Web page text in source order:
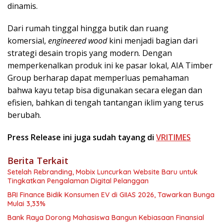
dinamis.
Dari rumah tinggal hingga butik dan ruang
komersial, engineered woodkini menjadi bagian dari
strategi desain tropis yang modern. Dengan
memperkenalkan produk ini ke pasar lokal, AIA Timber
Group berharap dapat memperluas pemahaman
bahwa kayu tetap bisa digunakan secara elegan dan
efisien, bahkan di tengah tantangan iklim yang terus
berubah.
Press Release ini juga sudah tayang di VRITIMES
Berita Terkait
Setelah Rebranding, Mobix Luncurkan Website Baru untuk
Tingkatkan Pengalaman Digital Pelanggan
BRI Finance Bidik Konsumen EV di GIIAS 2026, Tawarkan Bunga
Mulai 3,33%
Bank Raya Dorong Mahasiswa Bangun Kebiasaan Finansial